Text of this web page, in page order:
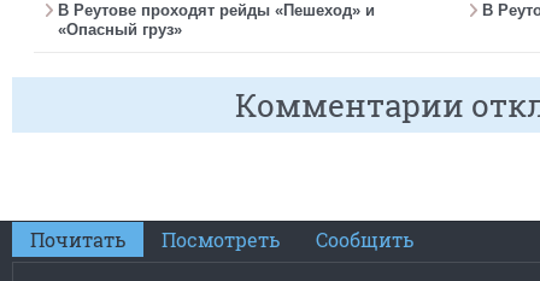
В Реутове проходят рейды «Пешеход» и
«Опасный груз»
В
Комментарии
Почитать Посмотреть Сообщить